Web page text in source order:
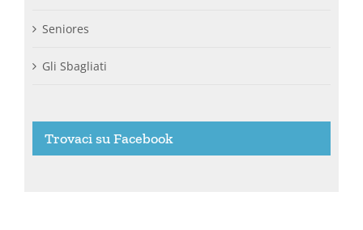
Seniores
Gli Sbagliati
Trovaci su Facebook